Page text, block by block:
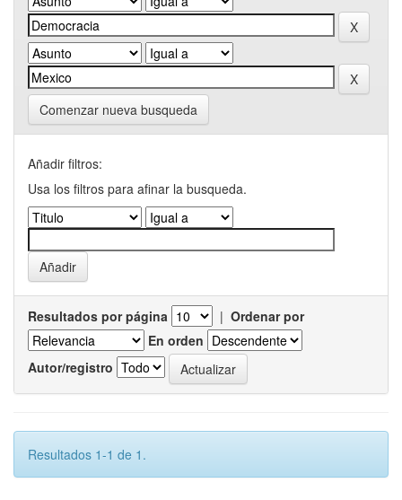
Comenzar nueva busqueda
Añadir filtros:
Usa los filtros para afinar la busqueda.
Resultados por página | Ordenar por
En orden
Autor/registro
Resultados 1-1 de 1.